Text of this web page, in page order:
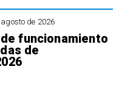
agosto de 2026
funcionamiento
de